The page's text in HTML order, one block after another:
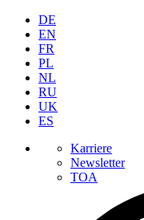
DE
EN
FR
PL
NL
RU
UK
ES
Karriere
Newsletter
TOA